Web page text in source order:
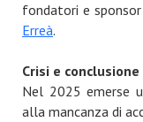
fondatori e
Erreà.
Crisi e conclusione
Nel 2025 emerse
alla mancanza di